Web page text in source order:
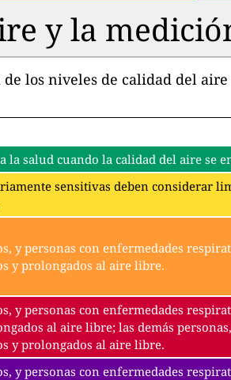
y la
de los niveles de calidad del aire
la salud cuando la calidad del aire se
sensitivas deben considerar
y personas con enfermedades
y prolongados al aire libre.
y personas con enfermedades
al aire libre; las demás
y prolongados al aire libre.
y personas con enfermedades